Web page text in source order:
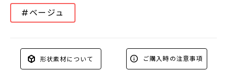
#ベージュ
形状素材について ご購入時の注意事項